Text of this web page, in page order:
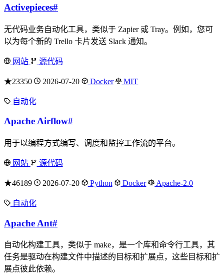
Activepieces#
无代码业务自动化工具，类似于 Zapier 或 Tray。例如，您可
以为每个新的 Trello 卡片发送 Slack 通知。
网站 源代码
★23350 2026-07-20 Docker MIT
自动化
Apache Airflow#
用于以编程方式编写、调度和监控工作流的平台。
网站 源代码
★46189 2026-07-20 Python Docker Apache-2.0
自动化
Apache Ant#
自动化构建工具，类似于 make，是一个库和命令行工具，其
任务是驱动在构建文件中描述的目标和扩展点，这些目标和扩
展点彼此依赖。